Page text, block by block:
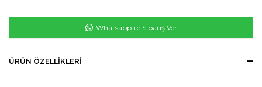
Whatsapp ile Sipariş Ver
ÜRÜN ÖZELLIKLERI